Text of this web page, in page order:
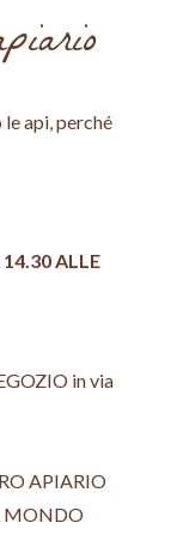
api, perché
ALLE
in via
APIARIO
MONDO